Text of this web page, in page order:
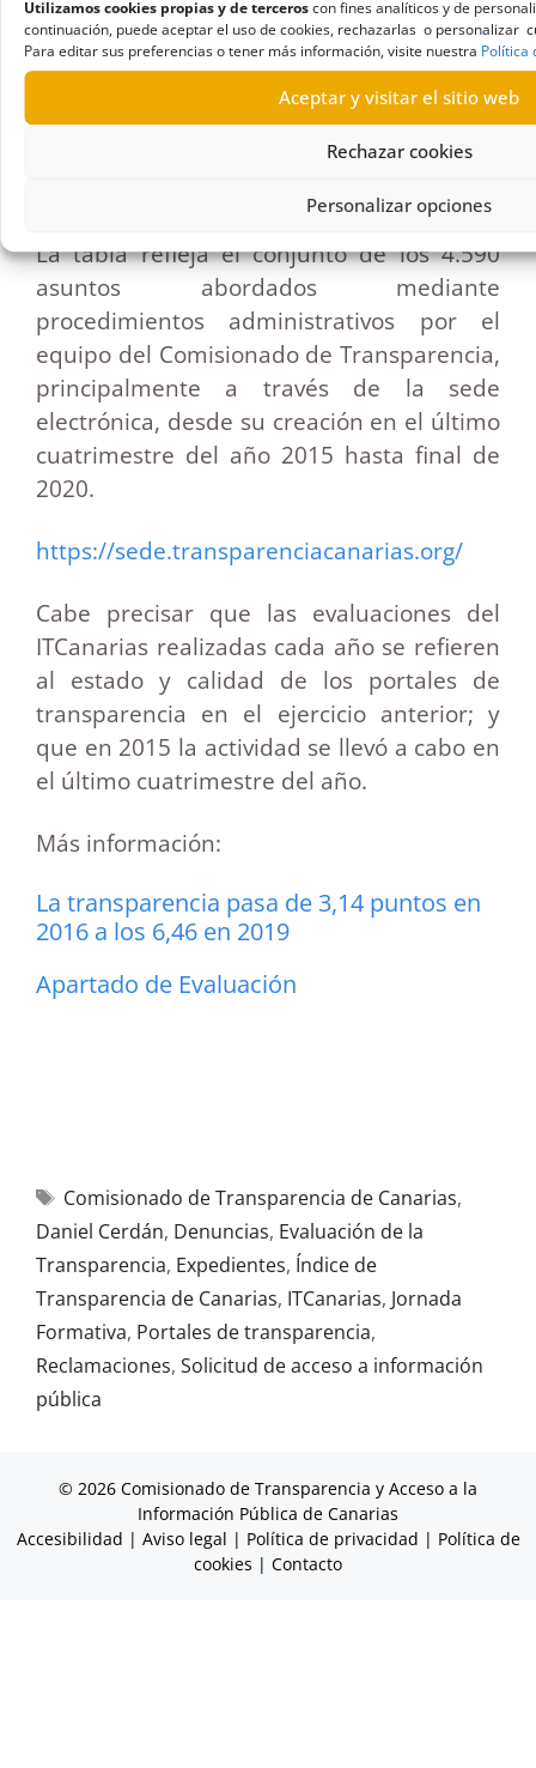
Utilizamos cookies propias y de terceroscon fines analíticos y de
continuación, puede aceptar el uso de cookies, rechazarlas o personalizar
Para editar sus preferencias o tener más información, visite nuestra Política
Aceptar y visitar el sitio web
Rechazar cookies
Personalizar opciones
Total
expedientes y
actividades
18 136 276 598 556
La tabla refleja el conjunto de los 4.590
asuntos abordados mediante
procedimientos administrativos por el
equipo del Comisionado de Transparencia,
principalmente a través de la sede
electrónica, desde su creación en el último
cuatrimestre del año 2015 hasta final de
2020.
https://sede.transparenciacanarias.org/
Cabe precisar que las evaluaciones del
ITCanarias realizadas cada año se refieren
al estado y calidad de los portales de
transparencia en el ejercicio anterior; y
que en 2015 la actividad se llevó a cabo en
el último cuatrimestre del año.
Más información:
La transparencia pasa de 3,14 puntos en
2016 a los 6,46 en 2019
Apartado de Evaluación
Comisionado de Transparencia de Canarias,
Daniel Cerdán, Denuncias, Evaluación de la
Transparencia, Expedientes, Índice de
Transparencia de Canarias, ITCanarias, Jornada
Formativa, Portales de transparencia,
Reclamaciones, Solicitud de acceso a información
pública
© 2026 Comisionado de Transparencia y Acceso a la
Información Pública de Canarias
Accesibilidad | Aviso legal | Política de privacidad | Política de
cookies | Contacto